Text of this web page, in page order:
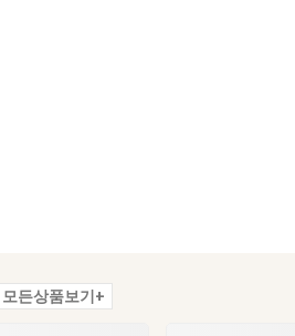
모든상품보기+